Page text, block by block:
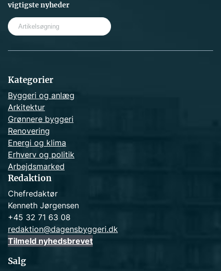
vigtigste nyheder
Kategorier
Byggeri og anlæg
Arkitektur
Grønnere byggeri
Renovering
Energi og klima
Erhverv og politik
Arbejdsmarked
Redaktion
Chefredaktør
Kenneth Jørgensen
+45 32 71 63 08
redaktion@dagensbyggeri.dk
Tilmeld nyhedsbrevet
Salg